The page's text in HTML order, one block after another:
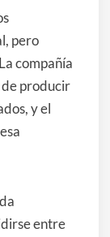
pero
compañía
de producir
y el
entre